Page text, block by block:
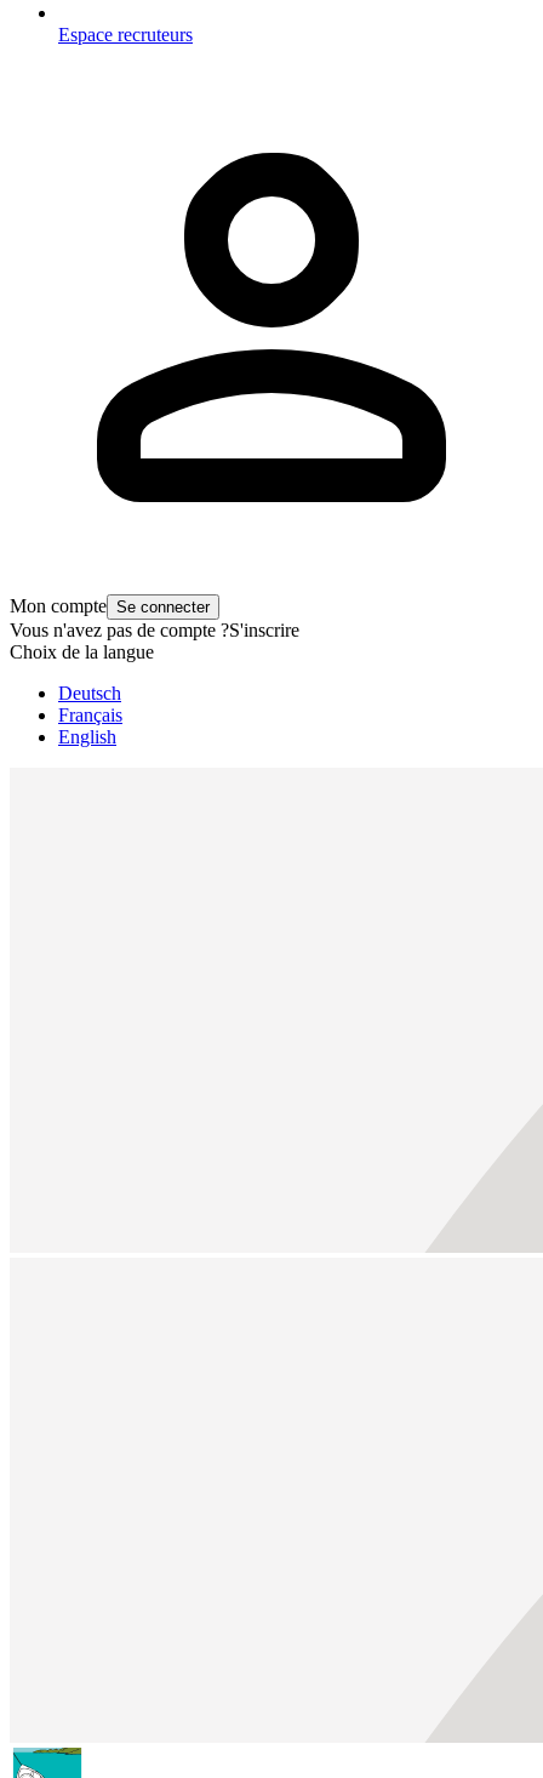
Espace recruteurs
Mon compte Se connecter
Vous n'avez pas de compte ?S'inscrire
Choix de la langue
Deutsch
Français
English